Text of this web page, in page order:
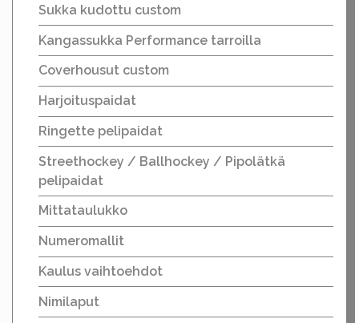
Sukka kudottu custom
Kangassukka Performance tarroilla
Coverhousut custom
Harjoituspaidat
Ringette pelipaidat
Streethockey / Ballhockey / Pipolätkä
pelipaidat
Mittataulukko
Numeromallit
Kaulus vaihtoehdot
Nimilaput